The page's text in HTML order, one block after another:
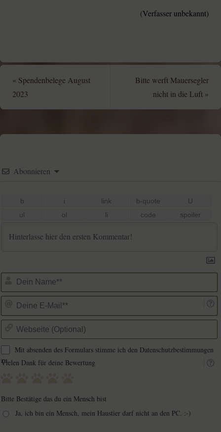
(Verfasser unbekannt)
« Spendenbelege August
2023
Bitte werft Mauersegler
nicht in die Luft »
Abonnieren
Mit absenden des Formulars stimme ich den Datenschutzbestimmungen
zu.
Vielen Dank für deine Bewertung
Bitte Bestätige das du ein Mensch bist
Ja, ich bin ein Mensch, mein Haustier darf nicht an den PC. :-)